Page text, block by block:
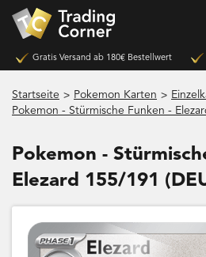
Gratis Versand ab 180€ Bestellwert
Startseite > Pokemon Karten >
Pokemon - Stürmische Funken -
Pokemon -
Elezard 155/191